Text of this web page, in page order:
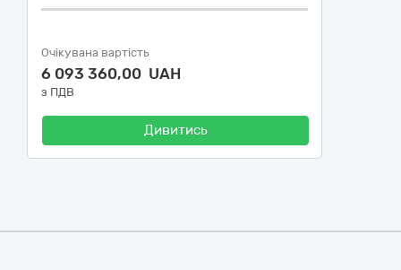
Очікувана вартість
6 093 360,00 UAH
з ПДВ
Дивитись